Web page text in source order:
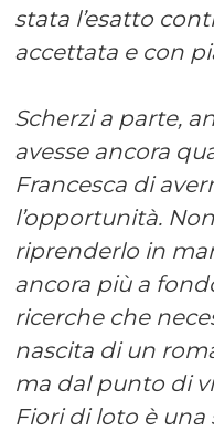
stata l’esatto
accettata e con
Scherzi a parte,
avesse ancora
Francesca di
l’opportunità.
riprenderlo in
ancora più a
ricerche che
nascita di un
ma dal punto di
Fiori di loto è